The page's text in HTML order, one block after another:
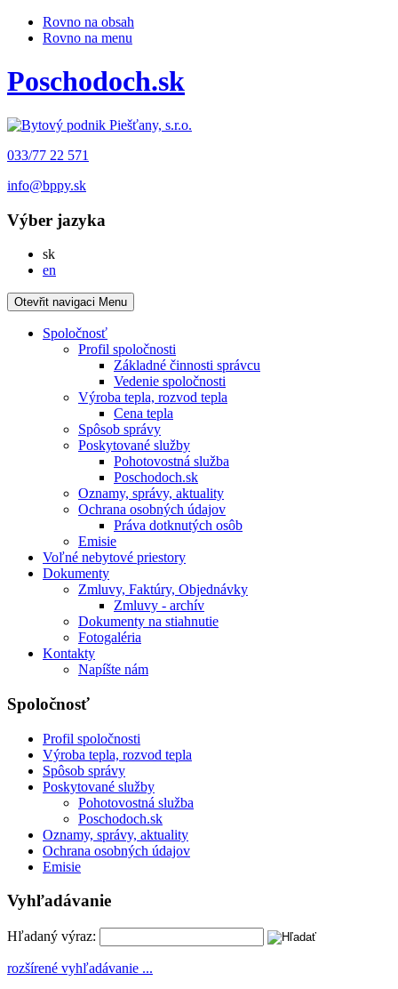
Rovno na obsah
Rovno na menu
Poschodoch.sk
033/77 22 571
info@bppy.sk
Výber jazyka
skSlovensky
en
Otevřit navigaci Menu
Spoločnosť
Profil spoločnosti
Základné činnosti správcu
Vedenie spoločnosti
Výroba tepla, rozvod tepla
Cena tepla
Spôsob správy
Poskytované služby
Pohotovostná služba
Poschodoch.sk
Oznamy, správy, aktuality
Ochrana osobných údajov
Práva dotknutých osôb
Emisie
Voľné nebytové priestory
Dokumenty
Zmluvy, Faktúry, Objednávky
Zmluvy - archív
Dokumenty na stiahnutie
Fotogaléria
Kontakty
Napíšte nám
Spoločnosť
Profil spoločnosti
Výroba tepla, rozvod tepla
Spôsob správy
Poskytované služby
Pohotovostná služba
Poschodoch.sk
Oznamy, správy, aktuality
Ochrana osobných údajov
Emisie
Vyhľadávanie
Hľadaný výraz:
rozšírené vyhľadávanie ...